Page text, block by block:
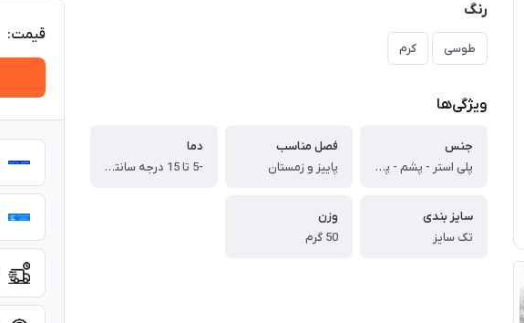
رنگ
طوسی کرم
ویژگی‌ها
جنس
پلی استر - پشم - پلاستیک
فصل مناسب
پاییز و زمستان
دما
-5 تا 15 درجه سانتیگراد
سایز بندی
تک سایز
وزن
50 گرم
قیمت: